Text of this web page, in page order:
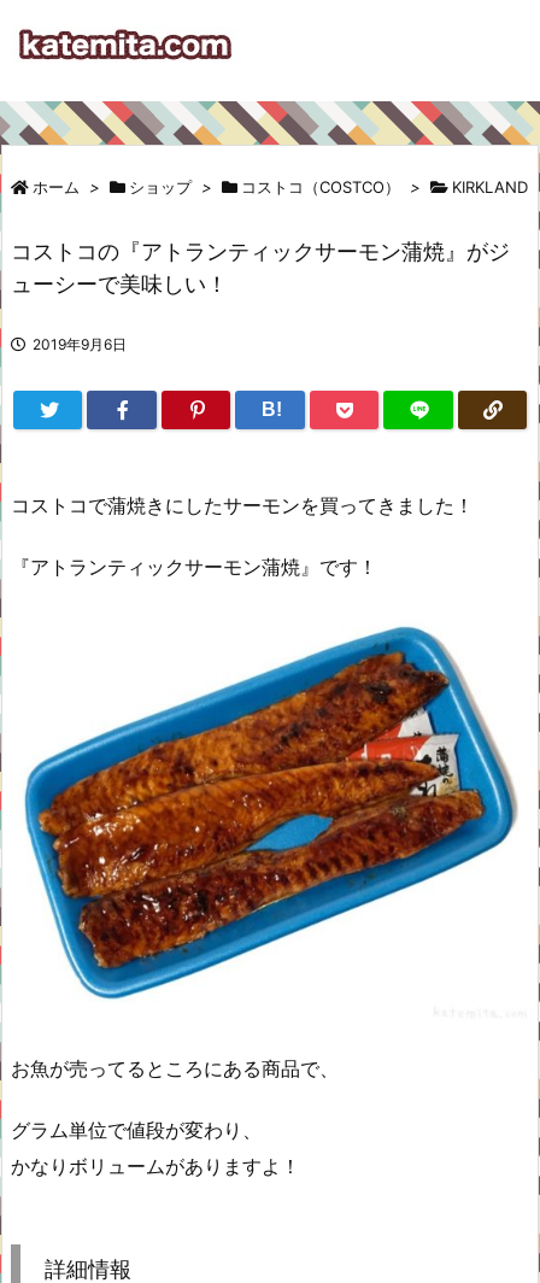
ホーム > ショップ > コストコ（COSTCO） > KIRKLAND
コストコの『アトランティックサーモン蒲焼』がジ
ューシーで美味しい！
2019年9月6日
B!
コストコで蒲焼きにしたサーモンを買ってきました！
『アトランティックサーモン蒲焼』です！
お魚が売ってるところにある商品で、
グラム単位で値段が変わり、
かなりボリュームがありますよ！
詳細情報